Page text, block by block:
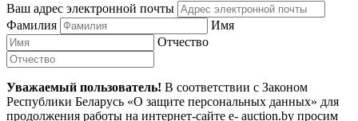
Ваш адрес электронной почты
Фамилия
Имя
Отчество
Уважаемый пользователь! В соответствии с Законом
Республики Беларусь «О защите персональных данных» для
продолжения работы на интернет-сайте e- auction.by просим